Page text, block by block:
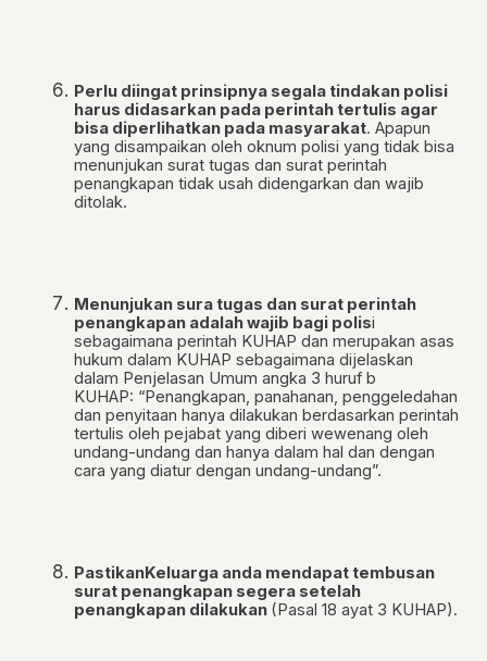
Perlu diingat prinsipnya segala tindakan polisi
harus didasarkan pada perintah tertulis agar
bisa diperlihatkan pada masyarakat. Apapun
yang disampaikan oleh oknum polisi yang tidak bisa
menunjukan surat tugas dan surat perintah
penangkapan tidak usah didengarkan dan wajib
ditolak.
Menunjukan sura tugas dan surat perintah
penangkapan adalah wajib bagi polisi
sebagaimana perintah KUHAP dan merupakan asas
hukum dalam KUHAP sebagaimana dijelaskan
dalam Penjelasan Umum angka 3 huruf b
KUHAP: “Penangkapan, panahanan, penggeledahan
dan penyitaan hanya dilakukan berdasarkan perintah
tertulis oleh pejabat yang diberi wewenang oleh
undang-undang dan hanya dalam hal dan dengan
cara yang diatur dengan undang-undang”.
PastikanKeluarga anda mendapat tembusan
surat penangkapan segera setelah
penangkapan dilakukan (Pasal 18 ayat 3 KUHAP).